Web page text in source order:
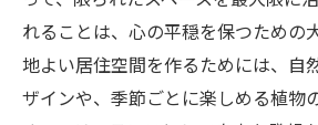
れることは、心の平穏を保つための
地よい居住空間を作るためには、自
ザインや、季節ごとに楽しめる植物